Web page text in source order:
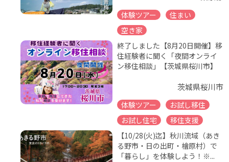
体験ツアー
住まい
空き家
終了しました【8月20日開催】移
住経験者に聞く「夜間オンライ
ン移住相談」【茨城県桜川市】
茨城県桜川市
体験ツアー
お試し移住
お試し住宅
移住支援
【10/28(火)迄】秋川流域（あき
る野市・日の出町・檜原村）で
「暮らし」を体験しよう！※...